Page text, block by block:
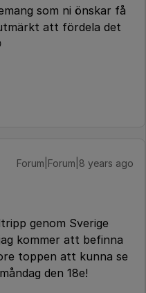
som ni önskar få
att fördela det
Forum|Forum|8 years ago
genom Sverige
kommer att befinna
toppen att kunna se
den 18e!